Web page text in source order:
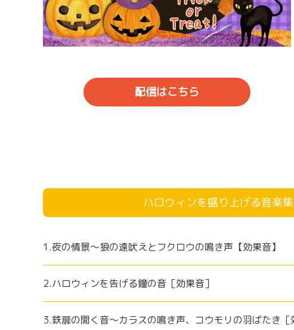
配信はこちら
ハロウィンを盛り上げる音楽集
1.夜の情景～狼の遠吠えとフクロウの鳴き声【効果音】
2.ハロウィンを告げる鐘の音［効果音］
3.鉄扉の開く音～カラスの鳴き声、コウモリの羽ばたき［